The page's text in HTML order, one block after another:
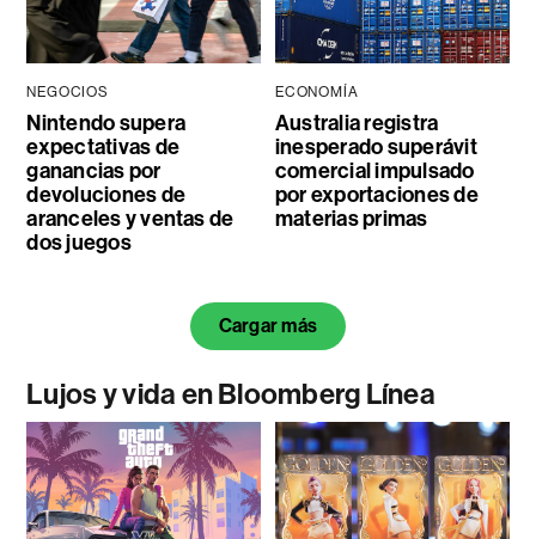
NEGOCIOS
Nintendo supera
expectativas de
ganancias por
devoluciones de
aranceles y ventas de
dos juegos
ECONOMÍA
Australia registra
inesperado superávit
comercial impulsado
por exportaciones de
materias primas
Cargar más
Lujos y vida en Bloomberg Línea